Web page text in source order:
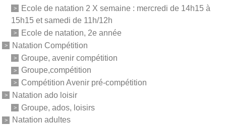
Ecole de natation 2 X semaine : mercredi de 14h15 à
15h15 et samedi de 11h/12h
Ecole de natation, 2e année
Natation Compétition
Groupe, avenir compétition
Groupe,compétition
Compétition Avenir pré-compétition
Natation ado loisir
Groupe, ados, loisirs
Natation adultes